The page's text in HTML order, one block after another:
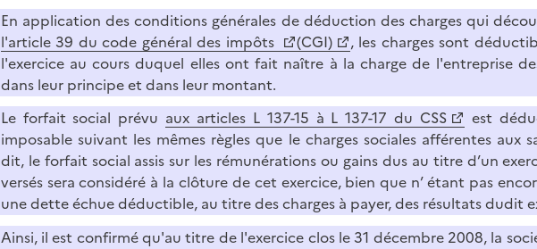
En application des conditions générales de déduction des charges qui
l'article 39 du code général des impôts
(CGI)
, les charges sont
l'exercice au cours duquel elles ont fait naître à la charge de l'entreprise
dans leur principe et dans leur montant.
Le forfait social prévu aux articles L 137-15 à L 137-17 du CSS
est
imposable suivant les mêmes règles que le charges sociales afférentes aux
dit, le forfait social assis sur les rémunérations ou gains dus au titre d’un
versés sera considéré à la clôture de cet exercice, bien que n’ étant pas
une dette échue déductible, au titre des charges à payer, des résultats dudit
Ainsi, il est confirmé qu'au titre de l'exercice clos le 31 décembre 2008, la